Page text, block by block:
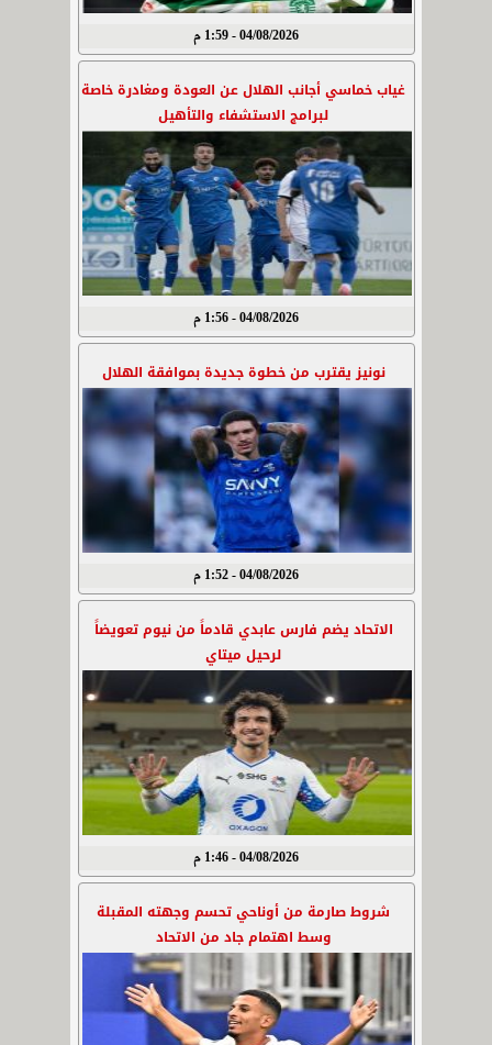
04/08/2026 - 1:59 م
غياب خماسي أجانب الهلال عن العودة ومغادرة خاصة
لبرامج الاستشفاء والتأهيل
04/08/2026 - 1:56 م
نونيز يقترب من خطوة جديدة بموافقة الهلال
04/08/2026 - 1:52 م
الاتحاد يضم فارس عابدي قادماً من نيوم تعويضاً
لرحيل ميتاي
04/08/2026 - 1:46 م
شروط صارمة من أوناحي تحسم وجهته المقبلة
وسط اهتمام جاد من الاتحاد